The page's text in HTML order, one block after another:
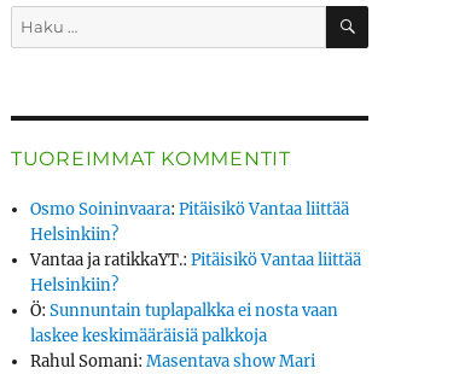
Etsi: HAKU
TUOREIMMAT KOMMENTIT
Osmo Soininvaara:Pitäisikö Vantaa liittää
Helsinkiin?
Vantaa ja ratikkaYT.:Pitäisikö Vantaa liittää
Helsinkiin?
Ö:Sunnuntain tuplapalkka ei nosta vaan
laskee keskimääräisiä palkkoja
Rahul Somani:Masentava show Mari